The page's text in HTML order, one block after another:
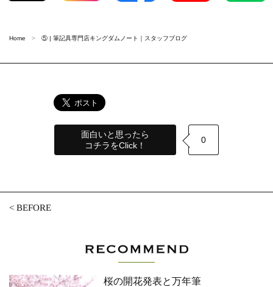
Home ⑤ | 筆記具専門店キングダムノート｜スタッフブログ
面白いと思ったら
コチラをClick！
0
<BEFORE
桜の開花発表と万年筆